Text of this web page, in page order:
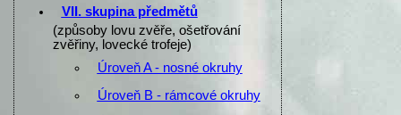
VII. skupina předmětů
(způsoby lovu zvěře, ošetřování
zvěřiny, lovecké trofeje)
Úroveň A - nosné okruhy
Úroveň B - rámcové okruhy